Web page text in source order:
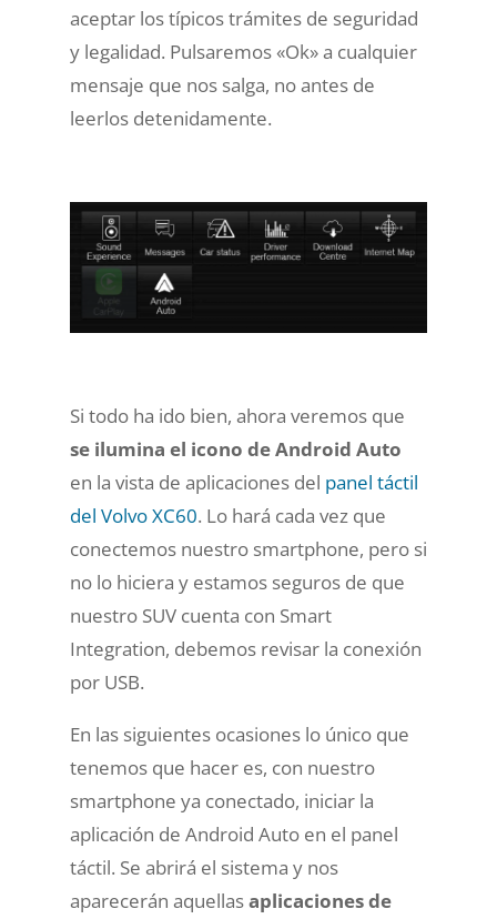
aceptar los típicos trámites de seguridad
y legalidad. Pulsaremos «Ok» a cualquier
mensaje que nos salga, no antes de
leerlos detenidamente.
Si todo ha ido bien, ahora veremos que
se ilumina el icono de Android Auto
en la vista de aplicaciones del panel táctil
del Volvo XC60. Lo hará cada vez que
conectemos nuestro smartphone, pero si
no lo hiciera y estamos seguros de que
nuestro SUV cuenta con Smart
Integration, debemos revisar la conexión
por USB.
En las siguientes ocasiones lo único que
tenemos que hacer es, con nuestro
smartphone ya conectado, iniciar la
aplicación de Android Auto en el panel
táctil. Se abrirá el sistema y nos
aparecerán aquellasaplicaciones de